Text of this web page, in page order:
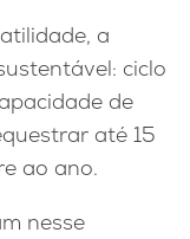
a
ciclo
de
até 15
ao ano.
nesse